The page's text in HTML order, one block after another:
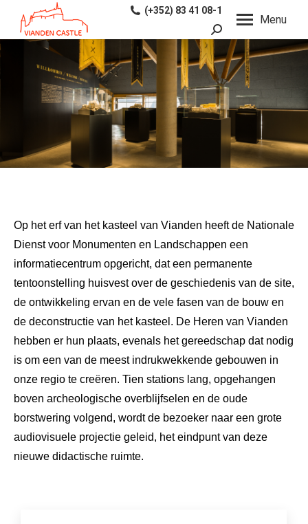
Menu
(+352) 83 41 08-1
Search:
Op het erf van het kasteel van Vianden heeft de Nationale
Dienst voor Monumenten en Landschappen een
informatiecentrum opgericht, dat een permanente
tentoonstelling huisvest over de geschiedenis van de site,
de ontwikkeling ervan en de vele fasen van de bouw en
de deconstructie van het kasteel. De Heren van Vianden
hebben er hun plaats, evenals het gereedschap dat nodig
is om een van de meest indrukwekkende gebouwen in
onze regio te creëren. Tien stations lang, opgehangen
boven archeologische overblijfselen en de oude
borstwering volgend, wordt de bezoeker naar een grote
audiovisuele projectie geleid, het eindpunt van deze
nieuwe didactische ruimte.